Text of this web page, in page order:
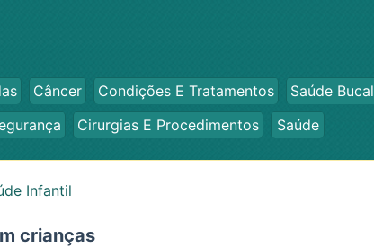
Câncer Condições E Tratamentos Saúde Bucal
Cirurgias E Procedimentos Saúde
Infantil
crianças